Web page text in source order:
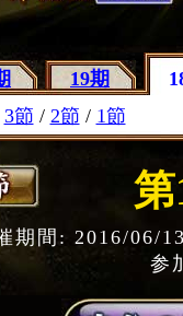
19期
3節 / 2節 / 1節
第
期間: 2016/06/
参